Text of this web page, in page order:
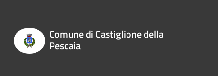
Comune di Castiglione della
Pescaia